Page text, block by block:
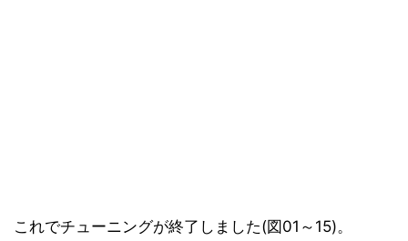
これでチューニングが終了しました(図01～15)。